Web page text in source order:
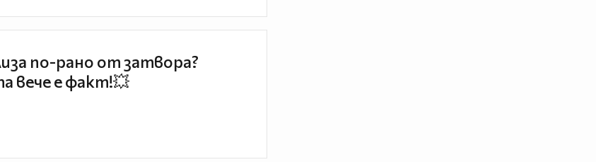
по-рано от затвора?
вече е факт!💥